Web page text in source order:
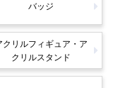
バッジ
クリルフィギュア・ア
クリルスタンド